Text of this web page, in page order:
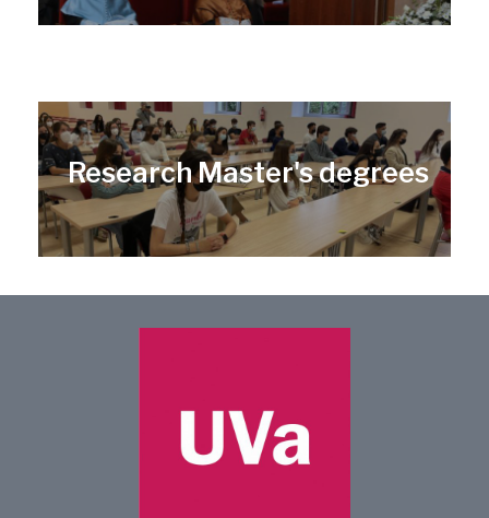
Research Master's degrees